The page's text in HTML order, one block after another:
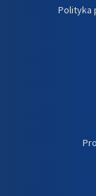
Polityka